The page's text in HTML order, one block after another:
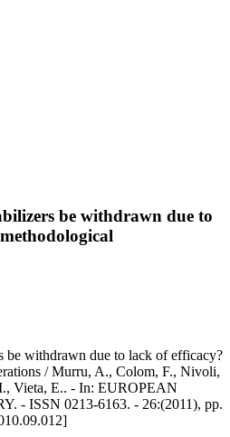
be withdrawn due to
be withdrawn due to lack of efficacy?
/ Murru, A., Colom, F., Nivoli,
Vieta, E.. - In: EUROPEAN
- ISSN 0213-6163. - 26:(2011), pp.